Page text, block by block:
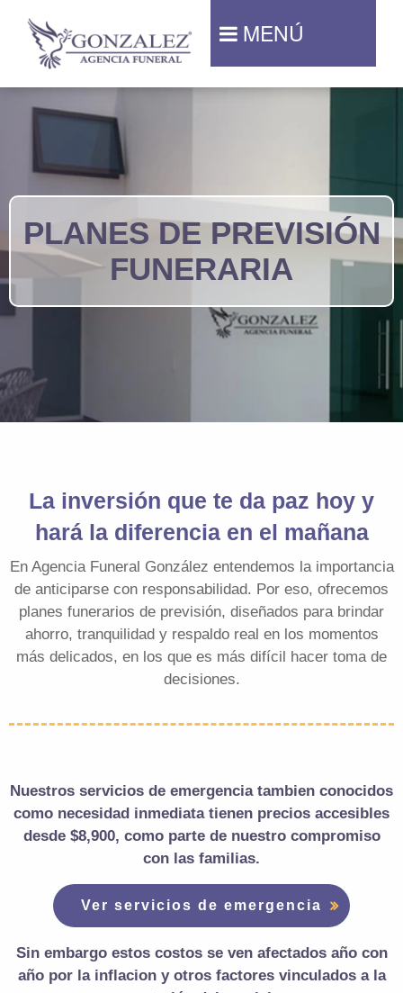
MENÚ
PLANES DE PREVISIÓN
FUNERARIA
La inversión que te da paz hoy y
hará la diferencia en el mañana
En Agencia Funeral González entendemos la importancia
de anticiparse con responsabilidad. Por eso, ofrecemos
planes funerarios de previsión, diseñados para brindar
ahorro, tranquilidad y respaldo real en los momentos
más delicados, en los que es más difícil hacer toma de
decisiones.
Nuestros servicios de emergencia tambien conocidos
como necesidad inmediata tienen precios accesibles
desde $8,900, como parte de nuestro compromiso
con las familias.
Ver servicios de emergencia
Sin embargo estos costos se ven afectados año con
año por la inflacion y otros factores vinculados a la